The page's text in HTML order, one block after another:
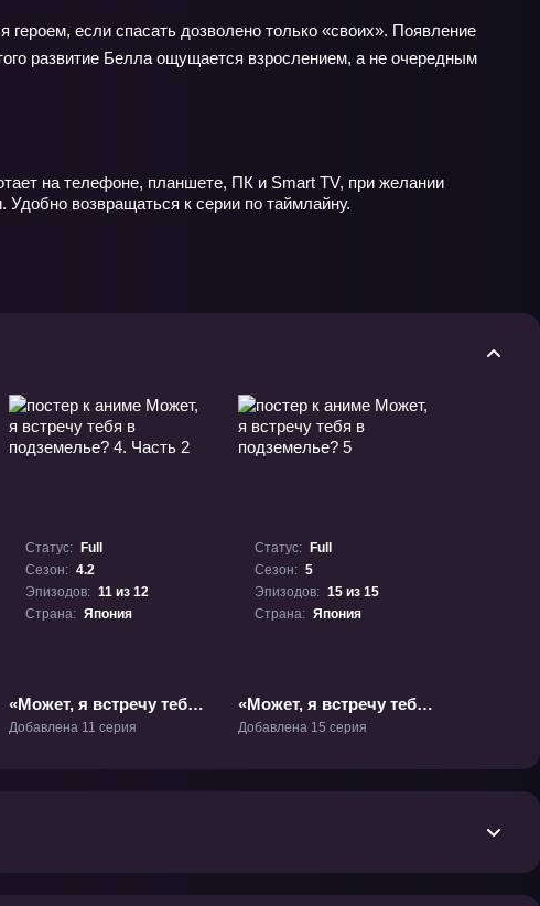
если спасать дозволено только «своих». Появление
развитие Белла ощущается взрослением, а не очередным
на телефоне, планшете, ПК и Smart TV, при желании
возвращаться к серии по таймлайну.
Статус:
Full
Сезон: 4.2
Эпизодов: 11 из 12
Страна: Япония
«Может, я встречу тебя
в подземелье? 4. Часть
Добавлена 11 серия
Статус:
Full
Сезон: 5
Эпизодов: 15 из 15
Страна: Япония
«Может, я встречу тебя
в подземелье? 5» ТВ-5
Добавлена 15 серия